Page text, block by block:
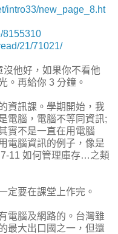
intro33/new_page_8.ht
8155310
21/71021/
他好，如果你不看他
。再給你 3 分鐘。
資訊課。學期開始，我
電腦，電腦不等同資訊;
實不是一直在用電腦
電腦資訊的例子，像是
11 如何管理庫存…之類
定要在課堂上作完。
電腦及網路的。台灣雖
最大出口國之一，但還